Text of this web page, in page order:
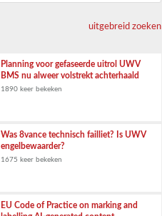
uitgebreid zoeken
Planning voor gefaseerde uitrol UWV
BMS nu alweer volstrekt achterhaald
1890 keer bekeken
Was 8vance technisch failliet? Is UWV
engelbewaarder?
1675 keer bekeken
EU Code of Practice on marking and